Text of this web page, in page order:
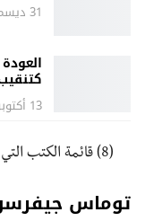
31 ديسمبر 2024
13 أكتوبر 2024
(8) قائمة الكتب التي أراد داروين قراءتها. (
توماس